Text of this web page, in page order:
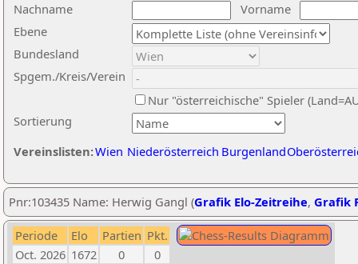
Nachname
Vorname
Ebene
Sortierung
Bundesland
Spgem./Kreis/Verein
Nur "österreichische" Spieler
Vereinslisten:Wien Niederösterreich Burgenland
Pnr:103435 Name: Herwig Gangl (Grafik Elo-Zeitreihe, Grafik
Periode Elo Partien Pkt.
Oct. 2026 1672 0
0